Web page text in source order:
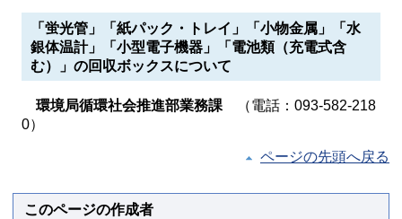
「蛍光管」「紙パック・トレイ」「小物金属」「水
銀体温計」「小型電子機器」「電池類（充電式含
む）」の回収ボックスについて
環境局循環社会推進部業務課
（電話：093-582-218
0）
ページの先頭へ戻る
このページの作成者